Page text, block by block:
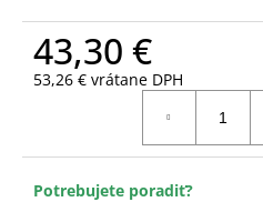
43,30 €
53,26 € vrátane DPH
Potrebujete poradiť?
ú
a